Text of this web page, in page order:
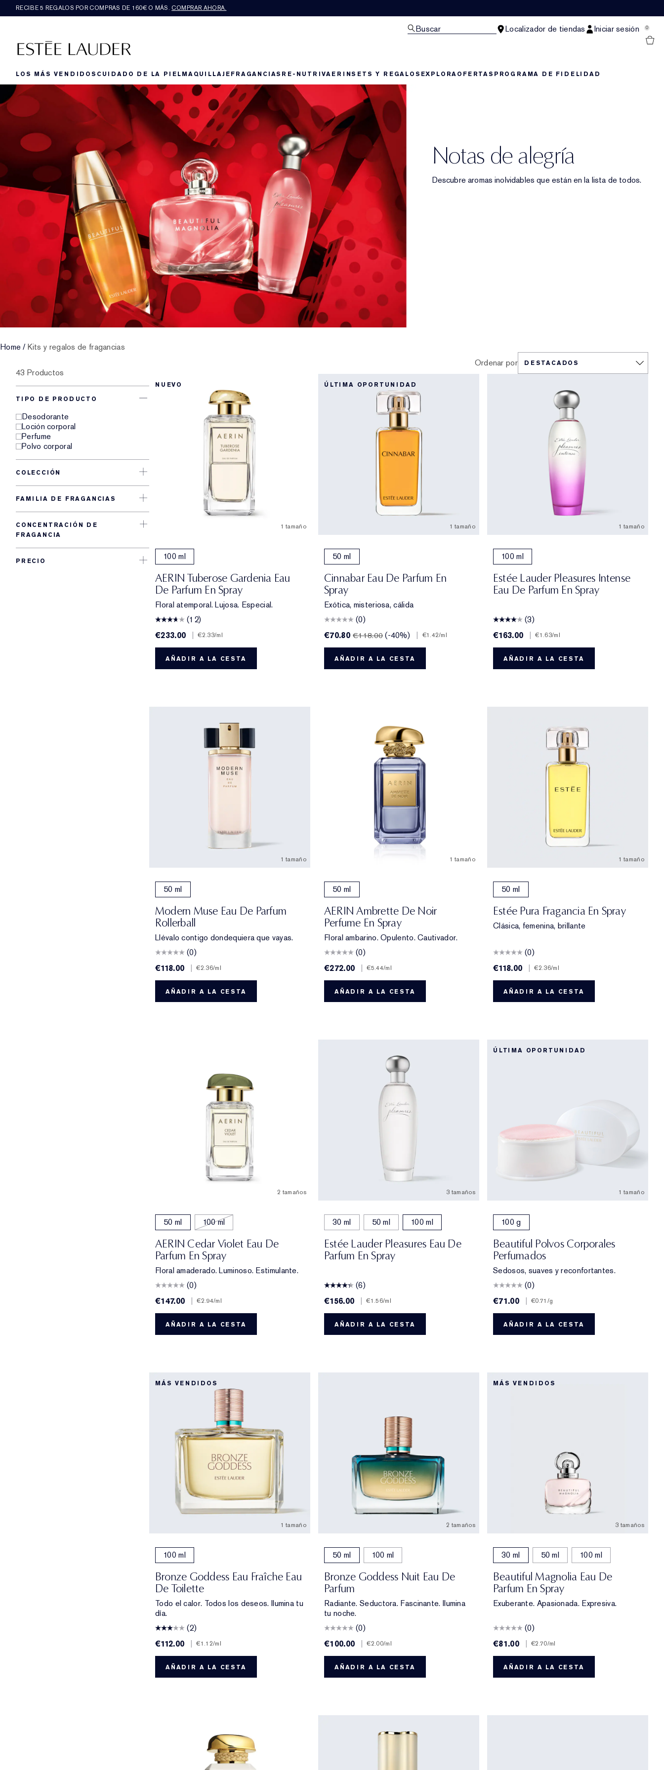
RECIBE 5 REGALOS POR COMPRAS DE 160€ O MÁS. COMPRAR AHORA.
Buscar Localizador de tiendas Iniciar sesión 0
LOS MÁS VENDIDOS CUIDADO DE LA PIELMAQUILLAJEFRAGANCIAS RE-NUTRIVAERINSETS Y REGALOS EXPLORAOFERTAS PROGRAMA DE FIDELIDAD
Notas de alegría​
Descubre aromas inolvidables que están en la lista de todos.​
Home / Kits y regalos de fragancias
43 Productos
TIPO DE PRODUCTO
Desodorante
Loción corporal
Perfume
Polvo corporal
COLECCIÓN
FAMILIA DE FRAGANCIAS
CONCENTRACIÓN DE
FRAGANCIA
PRECIO
Ordenar por
NUEVO
1 tamaño
100 ml
AERIN Tuberose Gardenia Eau
De Parfum En Spray
Floral atemporal. Lujosa. Especial.
(12)
€233.00
€2.33/ml
AÑADIR A LA CESTA
ÚLTIMA OPORTUNIDAD
1 tamaño
50 ml
Cinnabar Eau De Parfum En
Spray
Exótica, misteriosa, cálida
(0)
€70.80€118.00 (-40%) €1.42/ml
AÑADIR A LA CESTA
1 tamaño
100 ml
Estée Lauder Pleasures Intense
Eau De Parfum En Spray
(3)
€163.00
€1.63/ml
AÑADIR A LA CESTA
1 tamaño
50 ml
Modern Muse Eau De Parfum
Rollerball
Llévalo contigo dondequiera que vayas.
(0)
€118.00
€2.36/ml
AÑADIR A LA CESTA
1 tamaño
50 ml
AERIN Ambrette De Noir
Perfume En Spray
Floral ambarino. Opulento. Cautivador.
(0)
€272.00
€5.44/ml
AÑADIR A LA CESTA
1 tamaño
50 ml
Estée Pura Fragancia En Spray
Clásica, femenina, brillante
(0)
€118.00
€2.36/ml
AÑADIR A LA CESTA
2 tamaños
50 ml 100 ml
AERIN Cedar Violet Eau De
Parfum En Spray
Floral amaderado. Luminoso. Estimulante.
(0)
€147.00
€2.94/ml
AÑADIR A LA CESTA
3 tamaños
30 ml 50 ml 100 ml
Estée Lauder Pleasures Eau De
Parfum En Spray
(6)
€156.00
€1.56/ml
AÑADIR A LA CESTA
ÚLTIMA OPORTUNIDAD
1 tamaño
100 g
Beautiful Polvos Corporales
Perfumados
Sedosos, suaves y reconfortantes.
(0)
€71.00
€0.71 /g
AÑADIR A LA CESTA
MÁS VENDIDOS
1 tamaño
100 ml
Bronze Goddess Eau Fraîche Eau
De Toilette
Todo el calor. Todos los deseos. Ilumina tu
día.
(2)
€112.00
€1.12/ml
AÑADIR A LA CESTA
2 tamaños
50 ml 100 ml
Bronze Goddess Nuit Eau De
Parfum
Radiante. Seductora. Fascinante. Ilumina
tu noche.
(0)
€100.00
€2.00/ml
AÑADIR A LA CESTA
MÁS VENDIDOS
3 tamaños
30 ml 50 ml 100 ml
Beautiful Magnolia Eau De
Parfum En Spray
Exuberante. Apasionada. Expresiva.
(0)
€81.00
€2.70/ml
AÑADIR A LA CESTA